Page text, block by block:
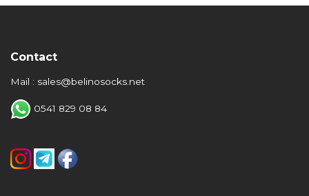
Contact
Mail : sales@belinosocks.net
0541 829 08 84